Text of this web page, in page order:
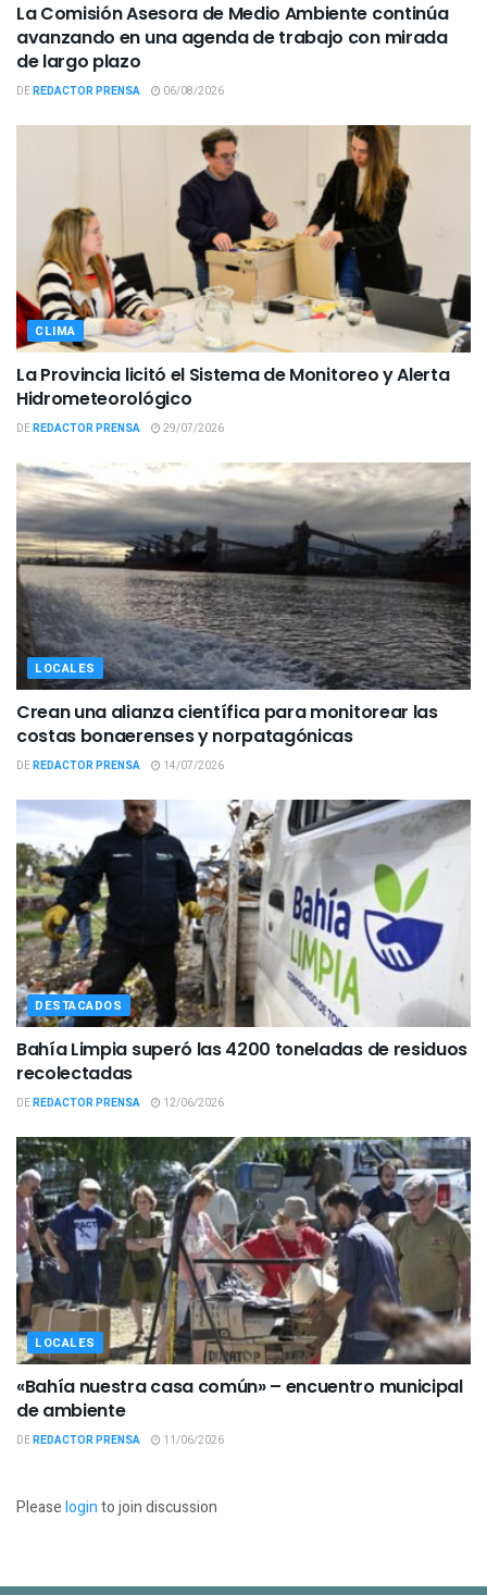
La Comisión Asesora de Medio Ambiente continúa
avanzando en una agenda de trabajo con mirada
de largo plazo
DEREDACTOR PRENSA 06/08/2026
CLIMA
La Provincia licitó el Sistema de Monitoreo y Alerta
Hidrometeorológico
DEREDACTOR PRENSA 29/07/2026
LOCALES
Crean una alianza científica para monitorear las
costas bonaerenses y norpatagónicas
DEREDACTOR PRENSA 14/07/2026
DESTACADOS
Bahía Limpia superó las 4200 toneladas de residuos
recolectadas
DEREDACTOR PRENSA 12/06/2026
LOCALES
«Bahía nuestra casa común» – encuentro municipal
de ambiente
DEREDACTOR PRENSA 11/06/2026
Pleaseloginto join discussion